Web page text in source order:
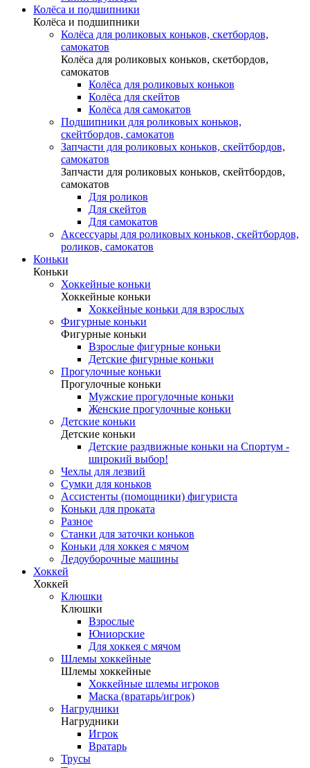
Колёса и подшипники
Колёса и подшипники
Колёса для роликовых коньков, скетбордов,
самокатов
Колёса для роликовых коньков, скетбордов,
самокатов
Колёса для роликовых коньков
Колёса для скейтов
Колёса для самокатов
Подшипники для роликовых коньков,
скейтбордов, самокатов
Запчасти для роликовых коньков, скейтбордов,
самокатов
Запчасти для роликовых коньков, скейтбордов,
самокатов
Для роликов
Для скейтов
Для самокатов
Аксессуары для роликовых коньков, скейтбордов,
роликов, самокатов
Коньки
Коньки
Хоккейные коньки
Хоккейные коньки
Хоккейные коньки для взрослых
Фигурные коньки
Фигурные коньки
Взрослые фигурные коньки
Детские фигурные коньки
Прогулочные коньки
Прогулочные коньки
Мужские прогулочные коньки
Женские прогулочные коньки
Детские коньки
Детские коньки
Детские раздвижные коньки на Спортум -
широкий выбор!
Чехлы для лезвий
Сумки для коньков
Ассистенты (помощники) фигуриста
Коньки для проката
Разное
Станки для заточки коньков
Коньки для хоккея с мячом
Ледоуборочные машины
Хоккей
Хоккей
Клюшки
Клюшки
Взрослые
Юниорские
Для хоккея с мячом
Шлемы хоккейные
Шлемы хоккейные
Хоккейные шлемы игроков
Маска (вратарь/игрок)
Нагрудники
Нагрудники
Игрок
Вратарь
Трусы